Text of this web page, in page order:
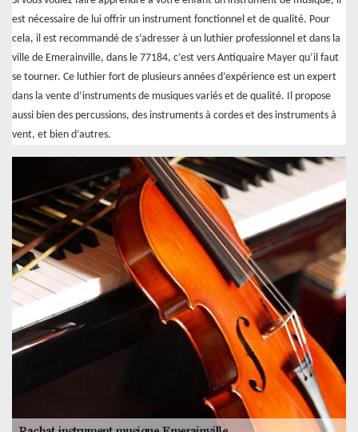
est nécessaire de lui offrir un instrument fonctionnel et de qualité. Pour
cela, il est recommandé de s’adresser à un luthier professionnel et dans la
ville de Emerainville, dans le 77184, c’est vers Antiquaire Mayer qu’il faut
se tourner. Ce luthier fort de plusieurs années d’expérience est un expert
dans la vente d’instruments de musiques variés et de qualité. Il propose
aussi bien des percussions, des instruments à cordes et des instruments à
vent, et bien d’autres.